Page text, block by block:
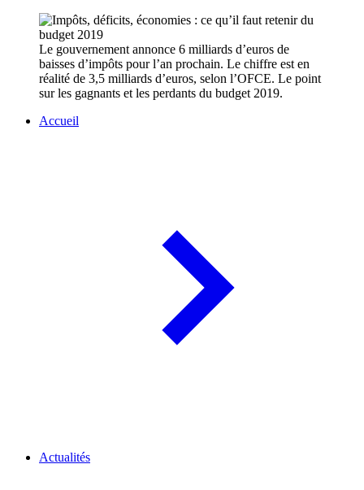
Le gouvernement annonce 6 milliards d’euros de
baisses d’impôts pour l’an prochain. Le chiffre est en
réalité de 3,5 milliards d’euros, selon l’OFCE. Le point
sur les gagnants et les perdants du budget 2019.
Accueil
Actualités